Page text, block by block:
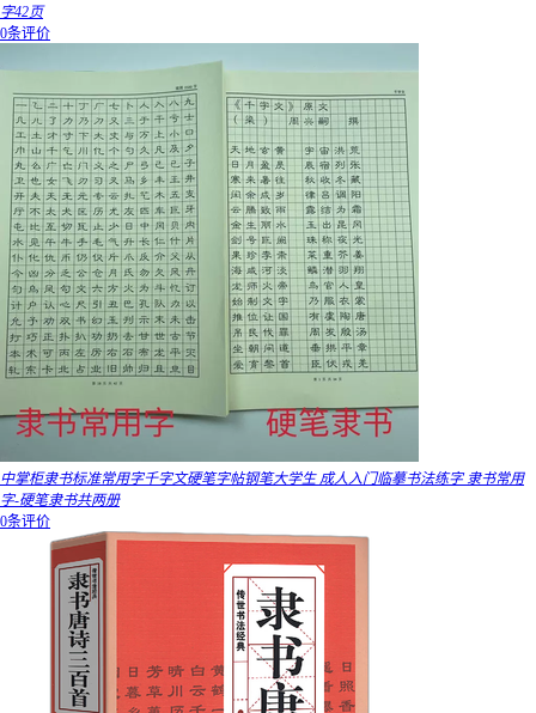
字42页
0条评价
中掌柜隶书标准常用字千字文硬笔字帖钢笔大学生 成人入门临摹书法练字 隶书常用
字-硬笔隶书共两册
0条评价